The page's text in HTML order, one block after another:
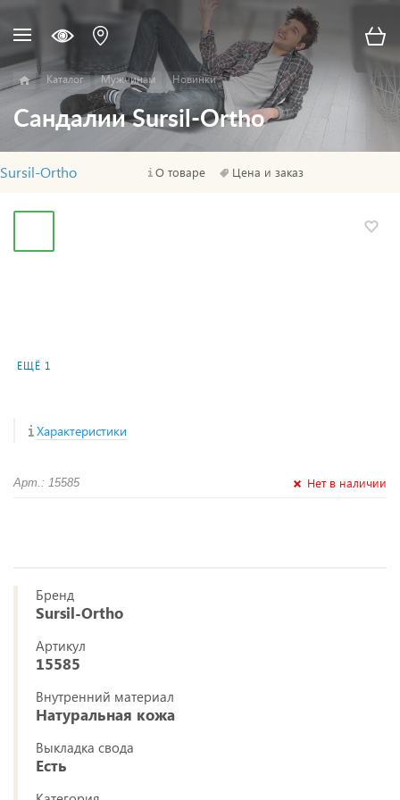
Каталог Мужчинам Новинки
Сандалии Sursil-Ortho
Sursil-Ortho О товаре Цена и заказ
ЕЩЁ 1
Характеристики
Арт.: 15585 Нет в наличии
Бренд
Sursil-Ortho
Артикул
15585
Внутренний материал
Натуральная кожа
Выкладка свода
Есть